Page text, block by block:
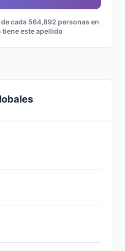
cada 564,892 personas en
tiene este apellido